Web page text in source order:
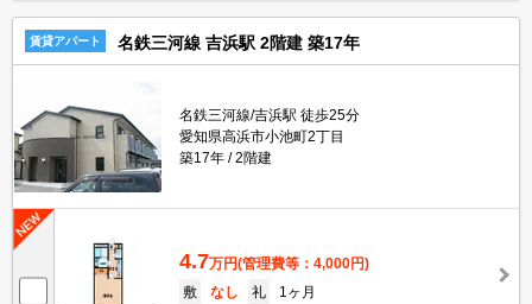
賃貸アパート 名鉄三河線 吉浜駅 2階建 築17年
名鉄三河線/吉浜駅 徒歩25分
愛知県高浜市小池町2丁目
築17年
2階建
4.7万円(管理費等：4,000円)
敷
なし 礼
1ヶ月